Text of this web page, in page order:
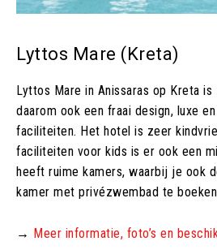
Lyttos Mare (Kreta)
Lyttos Mare in Anissaras op Kreta
daarom ook een fraai design, luxe
faciliteiten. Het hotel is zeer
faciliteiten voor kids is er ook een
heeft ruime kamers, waarbij je ook
kamer met privézwembad te
→ Meer informatie, foto’s en